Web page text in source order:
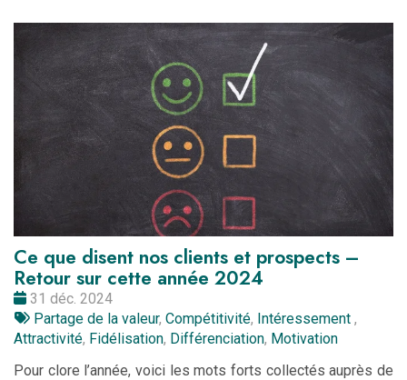
Ce que disent nos clients et prospects –
Retour sur cette année 2024
Date
:
31 déc. 2024
Tags
:
Partage de la valeur, Compétitivité, Intéressement ,
Attractivité, Fidélisation, Différenciation, Motivation
Pour clore l’année, voici les mots forts collectés auprès de